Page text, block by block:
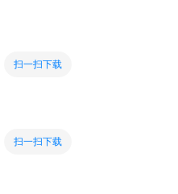
扫一扫下载
扫一扫下载